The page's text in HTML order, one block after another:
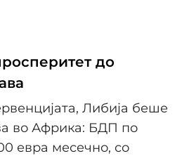
до
Либија беше
во Африка: БДП по
евра месечно, со